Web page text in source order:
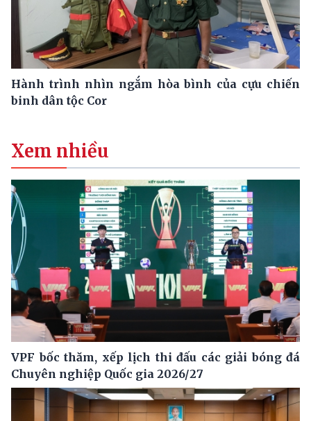
Hành trình nhìn ngắm hòa bình của cựu chiến
binh dân tộc Cor
Xem nhiều
VPF bốc thăm, xếp lịch thi đấu các giải bóng đá
Chuyên nghiệp Quốc gia 2026/27